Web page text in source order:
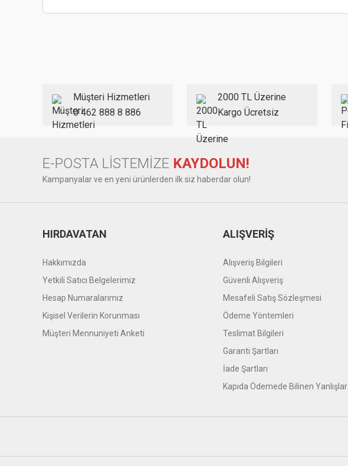
Ürün bilgilerinde hatalar bulunuyor.
Ürün fiyatı diğer sitelerden daha pahalı.
Bu ürüne benzer farklı alternatifler olmalı.
Müşteri Hizmetleri
0 462 888 8 886
2000 TL Üzerine
Kargo Ücretsiz
E-POSTA LİSTEMİZE KAYDOLUN!
Kampanyalar ve en yeni ürünlerden ilk siz haberdar olun!
HIRDAVATAN
Hakkımızda
Yetkili Satıcı Belgelerimiz
Hesap Numaralarımız
Kişisel Verilerin Korunması
Müşteri Mennuniyeti Anketi
ALIŞVERİŞ
Alışveriş Bilgileri
Güvenli Alışveriş
Mesafeli Satış Sözleşmesi
Ödeme Yöntemleri
Teslimat Bilgileri
Garanti Şartları
İade Şartları
Kapıda Ödemede Bilinen Yanlışlar